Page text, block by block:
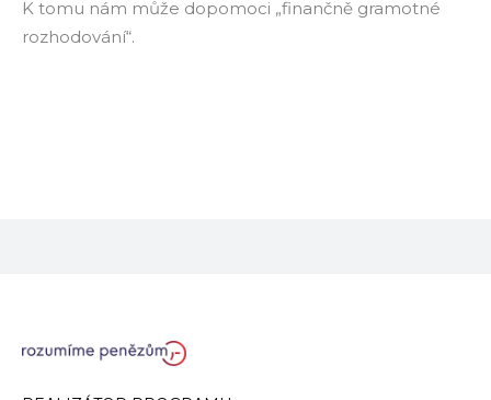
K tomu nám může dopomoci „finančně gramotné
rozhodování“.